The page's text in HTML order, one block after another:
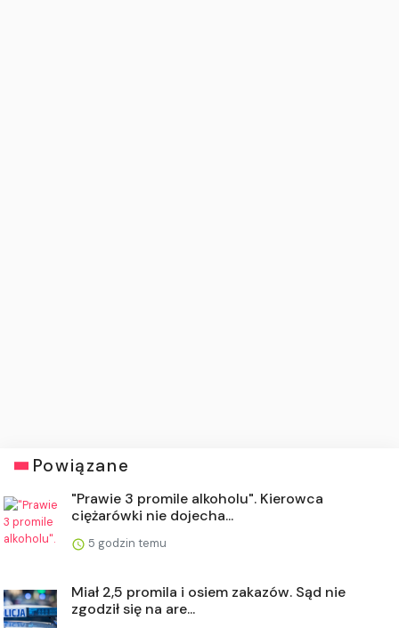
Powiązane
"Prawie 3 promile alkoholu". Kierowca
ciężarówki nie dojecha...
5 godzin temu
Miał 2,5 promila i osiem zakazów. Sąd nie
zgodził się na are...